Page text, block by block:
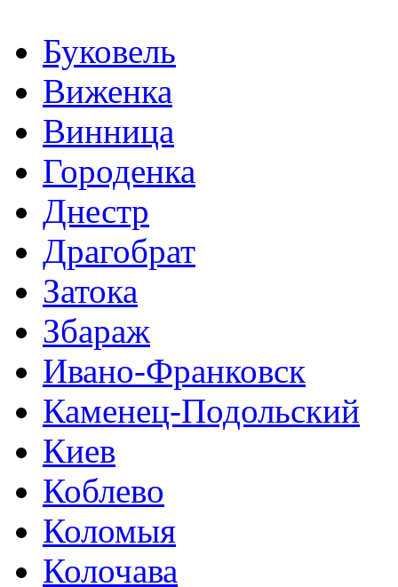
Буковель
Виженка
Винница
Городенка
Днестр
Драгобрат
Затока
Збараж
Ивано-Франковск
Каменец-Подольский
Киев
Коблево
Коломыя
Колочава